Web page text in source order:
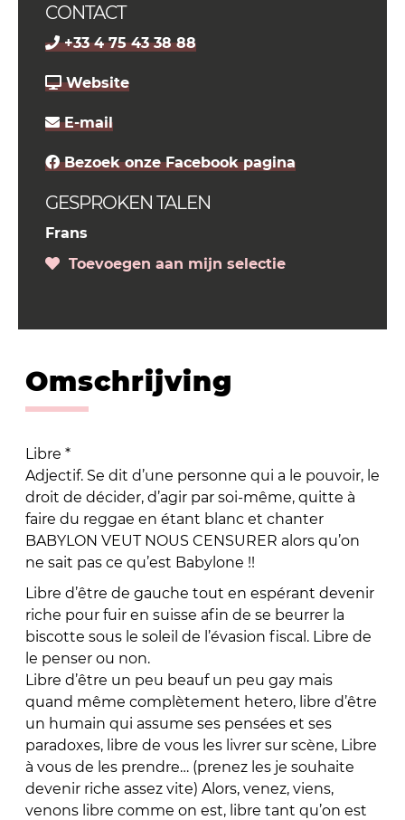
CONTACT
+33 4 75 43 38 88
Website
E-mail
Bezoek onze Facebook pagina
GESPROKEN TALEN
Frans
Toevoegen aan mijn selectie
Omschrijving
Libre *
Adjectif. Se dit d’une personne qui a le pouvoir, le
droit de décider, d’agir par soi-même, quitte à
faire du reggae en étant blanc et chanter
BABYLON VEUT NOUS CENSURER alors qu’on
ne sait pas ce qu’est Babylone !!
Libre d’être de gauche tout en espérant devenir
riche pour fuir en suisse afin de se beurrer la
biscotte sous le soleil de l’évasion fiscal. Libre de
le penser ou non.
Libre d’être un peu beauf un peu gay mais
quand même complètement hetero, libre d’être
un humain qui assume ses pensées et ses
paradoxes, libre de vous les livrer sur scène, Libre
à vous de les prendre… (prenez les je souhaite
devenir riche assez vite) Alors, venez, viens,
venons libre comme on est, libre tant qu’on est